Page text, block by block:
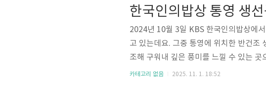
설, 주요 고객층에 대해 자세히 알아보겠
한국인의밥상 통영 생
2024년 10월 3일 KBS 한국인의밥상에
고 있는데요. 그중 통영에 위치한 반건조
조해 구워내 깊은 풍미를 느낄 수 있는
다. 이번 글에서는 한국인의밥상에 소개
카테고리 없음 2025. 11. 1. 18:52